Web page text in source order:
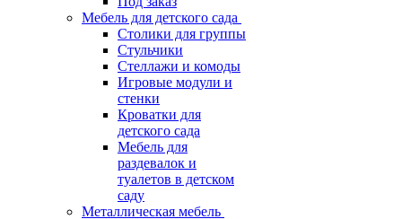
Мебель для детского сада
Столики для группы
Стульчики
Стеллажи и комоды
Игровые модули и
стенки
Кроватки для
детского сада
Мебель для
раздевалок и
туалетов в детском
саду
Металлическая мебель